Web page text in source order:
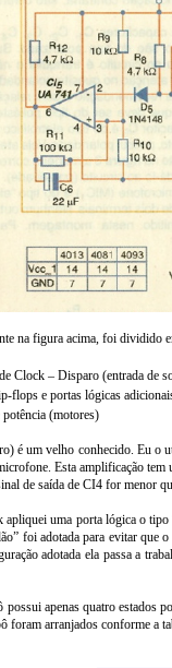
na figura acima, foi dividido
Clock – Disparo (entrada de
flops e portas lógicas
(motores)
é um velho conhecido. Eu o
Esta amplificação tem
de saída de CI4 for menor
apliquei uma porta lógica o
foi adotada para evitar
adotada ela passa a
apenas quatro estados
foram arranjados conforme a